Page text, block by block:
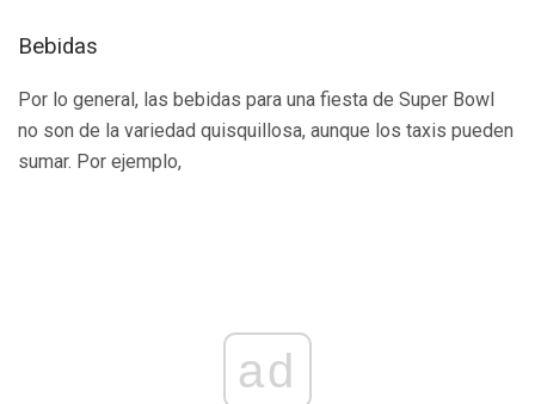
Bebidas
Por lo general, las bebidas para una fiesta de Super Bowl
no son de la variedad quisquillosa, aunque los taxis pueden
sumar. Por ejemplo,
ad